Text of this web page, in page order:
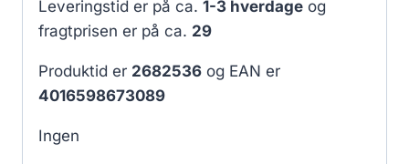
Leveringstid er på ca. 1-3 hverdage og
fragtprisen er på ca. 29
Produktid er 2682536 og EAN er
4016598673089
Ingen